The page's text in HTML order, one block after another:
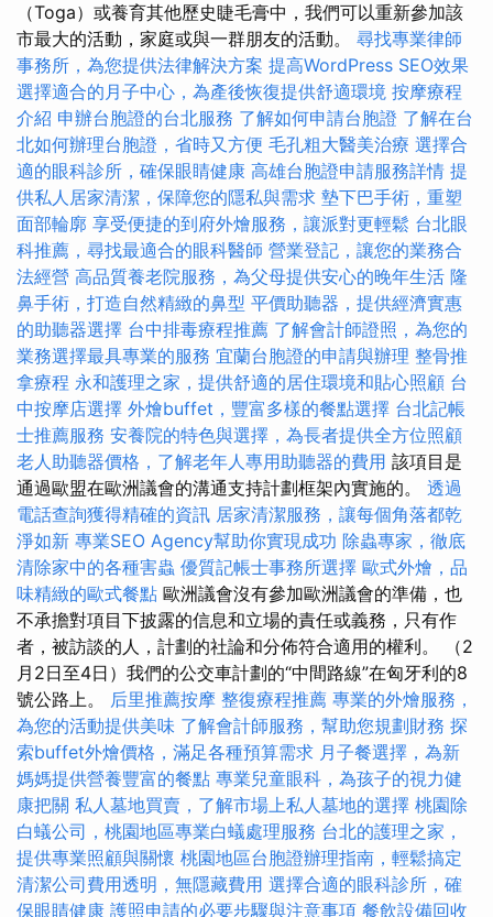
（Toga）或養育其他歷史睫毛膏中，我們可以重新參加該
市最大的活動，家庭或與一群朋友的活動。 尋找專業律師
事務所，為您提供法律解決方案 提高WordPress SEO效果
選擇適合的月子中心，為產後恢復提供舒適環境 按摩療程
介紹 申辦台胞證的台北服務 了解如何申請台胞證 了解在台
北如何辦理台胞證，省時又方便 毛孔粗大醫美治療 選擇合
適的眼科診所，確保眼睛健康 高雄台胞證申請服務詳情 提
供私人居家清潔，保障您的隱私與需求 墊下巴手術，重塑
面部輪廓 享受便捷的到府外燴服務，讓派對更輕鬆 台北眼
科推薦，尋找最適合的眼科醫師 營業登記，讓您的業務合
法經營 高品質養老院服務，為父母提供安心的晚年生活 隆
鼻手術，打造自然精緻的鼻型 平價助聽器，提供經濟實惠
的助聽器選擇 台中排毒療程推薦 了解會計師證照，為您的
業務選擇最具專業的服務 宜蘭台胞證的申請與辦理 整骨推
拿療程 永和護理之家，提供舒適的居住環境和貼心照顧 台
中按摩店選擇 外燴buffet，豐富多樣的餐點選擇 台北記帳
士推薦服務 安養院的特色與選擇，為長者提供全方位照顧
老人助聽器價格，了解老年人專用助聽器的費用 該項目是
通過歐盟在歐洲議會的溝通支持計劃框架內實施的。 透過
電話查詢獲得精確的資訊 居家清潔服務，讓每個角落都乾
淨如新 專業SEO Agency幫助你實現成功 除蟲專家，徹底
清除家中的各種害蟲 優質記帳士事務所選擇 歐式外燴，品
味精緻的歐式餐點 歐洲議會沒有參加歐洲議會的準備，也
不承擔對項目下披露的信息和立場的責任或義務，只有作
者，被訪談的人，計劃的社論和分佈符合適用的權利。 （2
月2日至4日）我們的公交車計劃的“中間路線”在匈牙利的8
號公路上。 后里推薦按摩 整復療程推薦 專業的外燴服務，
為您的活動提供美味 了解會計師服務，幫助您規劃財務 探
索buffet外燴價格，滿足各種預算需求 月子餐選擇，為新
媽媽提供營養豐富的餐點 專業兒童眼科，為孩子的視力健
康把關 私人墓地買賣，了解市場上私人墓地的選擇 桃園除
白蟻公司，桃園地區專業白蟻處理服務 台北的護理之家，
提供專業照顧與關懷 桃園地區台胞證辦理指南，輕鬆搞定
清潔公司費用透明，無隱藏費用 選擇合適的眼科診所，確
保眼睛健康 護照申請的必要步驟與注意事項 餐飲設備回收